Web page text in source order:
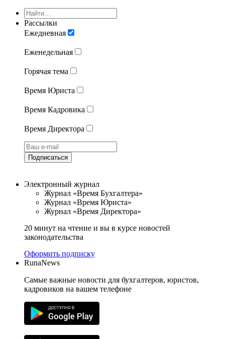
Рассылки
Ежедневная
Еженедельная
Горячая тема
Время Юриста
Время Кадровика
Время Директора
Подписаться
Электронный журнал
Журнал «Время Бухгалтера»
Журнал «Время Юриста»
Журнал «Время Директора»
20 минут на чтение и вы в курсе новостей
законодательства
Оформить подписку
RunaNews
Самые важные новости для бухгалтеров, юристов,
кадровиков на вашем телефоне